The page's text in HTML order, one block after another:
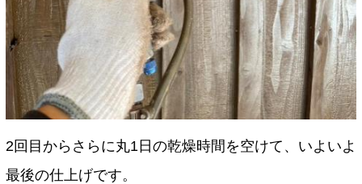
2回目からさらに丸1日の乾燥時間を空けて、いよいよ
最後の仕上げです。